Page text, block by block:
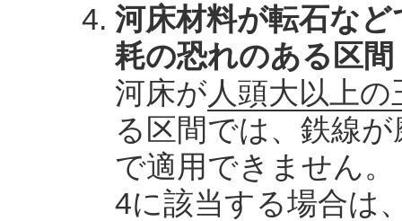
河床材料が転石な
耗の恐れのある区間
河床が人頭大以上
る区間では、鉄線
で適用できません。
4に該当する場合は